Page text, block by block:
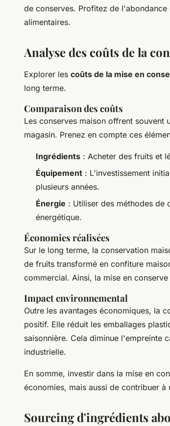
de conserves. Profitez de
alimentaires.
Analyse des coûts de la
Explorer les coûts de la mise en
long terme.
Comparaison des coûts
Les conserves maison offrent souvent
magasin. Prenez en compte ces
Ingrédients : Acheter des fruits et
Équipement : L'investissement
plusieurs années.
Énergie : Utiliser des méthodes de
énergétique.
Économies réalisées
Sur le long terme, la conservation
de fruits transformé en confiture
commercial. Ainsi, la mise en
Impact environnemental
Outre les avantages économiques, la
positif. Elle réduit les emballages
saisonnière. Cela diminue l'empreinte
industrielle.
En somme, investir dans la mise en
économies, mais aussi de contribuer
Sourcing d'ingrédients